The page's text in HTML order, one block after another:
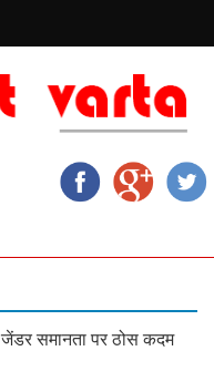
समानता पर ठोस कदम